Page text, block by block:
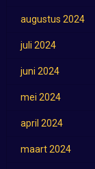
augustus 2024
juli 2024
juni 2024
mei 2024
april 2024
maart 2024